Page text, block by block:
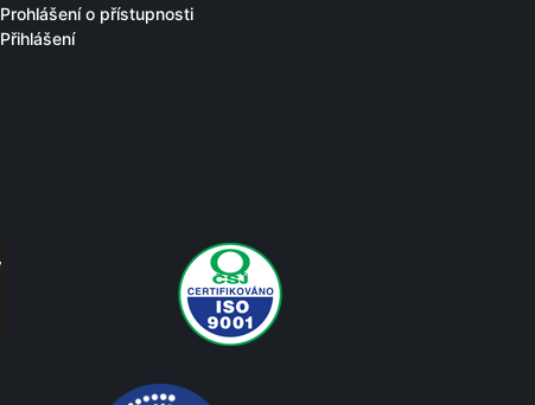
Prohlášení o přístupnosti
Přihlášení